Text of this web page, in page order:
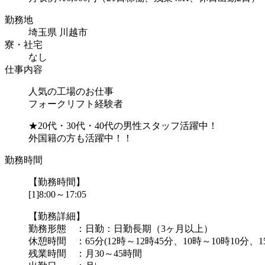
勤務地
埼玉県 川越市
寮・社宅
なし
仕事内容
人気の工場のお仕事
フォークリフト経験者
★20代・30代・40代の男性スタッフ活躍中！
外国籍の方も活躍中！！
勤務時間
【勤務時間】
[1]8:00～17:05
【勤務詳細】
勤務形態 ：日勤：日勤長期（3ヶ月以上）
休憩時間 ：65分(12時～12時45分、10時～10時10分、
残業時間 ：月30～45時間